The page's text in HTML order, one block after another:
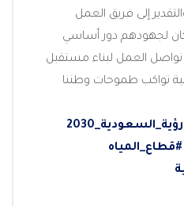
إلى فريق العمل
كان لجهودهم دور أساسي
نواصل العمل لبناء مستقبل
تواكب طموحات وطننا
#قطاع_المياه